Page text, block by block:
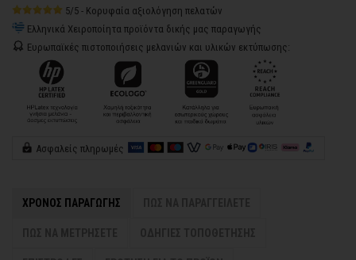
5/5 - Κορυφαία αξιολόγηση πελατών
Ελληνικά Χειροποίητα προϊόντα δικής μας παραγωγής
Ευρωπαϊκές πιστοποιήσεις μελανιών και υλικών εκτύπωσης:
Ασφαλείς πληρωμές
ΧΡΟΝΟΣ ΠΑΡΑΓΩΓΗΣ